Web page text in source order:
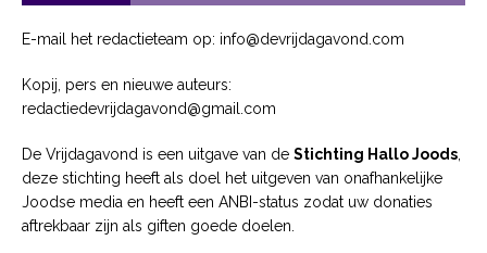
E-mail het redactieteam op: info@devrijdagavond.com
Kopij, pers en nieuwe auteurs:
redactiedevrijdagavond@gmail.com
De Vrijdagavond is een uitgave van de Stichting Hallo Joods
deze stichting heeft als doel het uitgeven van onafhankelijke
Joodse media en heeft een ANBI-status zodat uw donaties
aftrekbaar zijn als giften goede doelen.